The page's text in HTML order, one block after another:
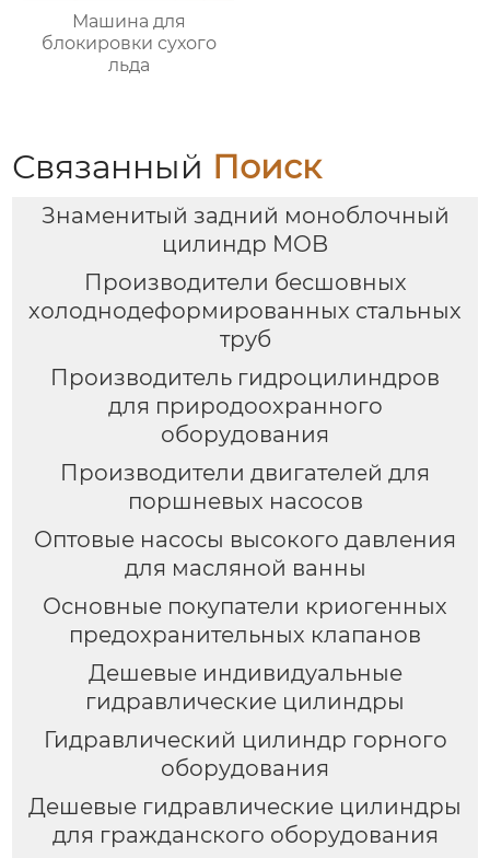
Машина для
блокировки сухого
льда
Связанный Поиск
Знаменитый задний моноблочный
цилиндр MOB
Производители бесшовных
холоднодеформированных стальных
труб
Производитель гидроцилиндров
для природоохранного
оборудования
Производители двигателей для
поршневых насосов
Оптовые насосы высокого давления
для масляной ванны
Основные покупатели криогенных
предохранительных клапанов
Дешевые индивидуальные
гидравлические цилиндры
Гидравлический цилиндр горного
оборудования
Дешевые гидравлические цилиндры
для гражданского оборудования